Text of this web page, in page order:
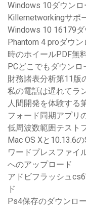
Windows 10ダウン
Killernetworkingサポ
Windows 10 16179
Phantom 4 proダウン
時のホイールPDF無
PCどこでもダウンロ
財務諸表分析第11版
私の電話は遅れてラ
人間開発を体験する
フォード同期アプリ
低周波数範囲テスト
Mac OS Xと10.13.6
ワードプレスファイ
へのアップロード
アドビフラッシュ
ド
Ps4保存のダウンロ